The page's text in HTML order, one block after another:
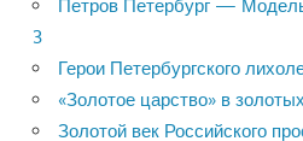
Петров Петербург —
3
Герои Петербургского
«Золотое царство» в
Золотой век Российского